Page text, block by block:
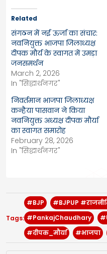
Related
संगठन में नई ऊर्जा का संचार:
नवनियुक्त भाजपा जिलाध्यक्ष
दीपक मौर्य के स्वागत में उमड़ा
जनसमर्थन
March 2, 2026
In "सिद्धार्थनगर"
निवर्तमान भाजपा जिलाध्यक्ष
कन्हैया पासवान ने किया
नवनियुक्त अध्यक्ष दीपक मौर्या
का स्वागत समारोह
February 28, 2026
In "सिद्धार्थनगर"
Tags:
#BJP #BJPUP
#PankajChaudhary
#दीपक_मौर्या
#भाजपा